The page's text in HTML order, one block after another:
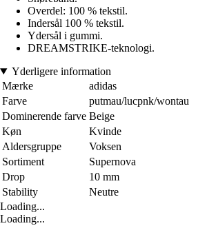
Overdel: 100 % tekstil.
Indersål 100 % tekstil.
Ydersål i gummi.
DREAMSTRIKE-teknologi.
Yderligere information
Mærke
adidas
Farve
putmau/lucpnk/wontau
Dominerende farve Beige
Køn
Kvinde
Aldersgruppe
Voksen
Sortiment
Supernova
Drop
10 mm
Stability
Neutre
Loading...
Loading...